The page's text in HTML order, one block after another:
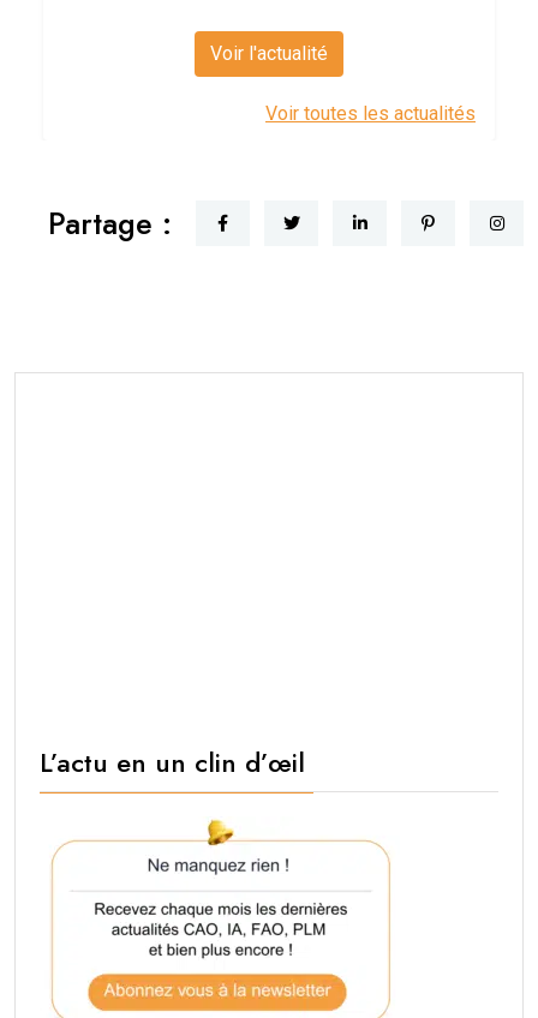
Voir l'actualité
Voir toutes les actualités
Partage :
L’actu en un clin d’œil